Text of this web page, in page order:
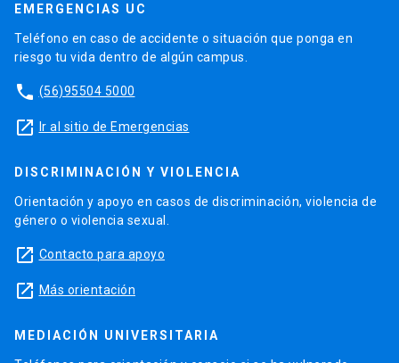
EMERGENCIAS UC
Teléfono en caso de accidente o situación que ponga en
riesgo tu vida dentro de algún campus.
phone (56)95504 5000
launch Ir al sitio de Emergencias
DISCRIMINACIÓN Y VIOLENCIA
Orientación y apoyo en casos de discriminación, violencia de
género o violencia sexual.
launch Contacto para apoyo
launch Más orientación
MEDIACIÓN UNIVERSITARIA